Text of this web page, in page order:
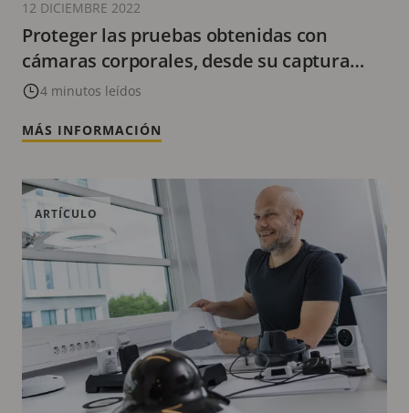
Proteger las pruebas obtenidas con
cámaras corporales, desde su captura
hasta los tribunales
4 minutos leídos
12 DICIEMBRE 2022
MÁS INFORMACIÓN
ARTÍCULO